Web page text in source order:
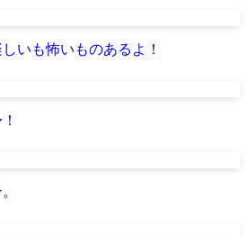
いも怖いものあるよ！